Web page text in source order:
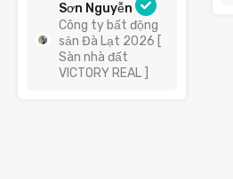
Sơn Nguyễn
Công ty bất động
sản Đà Lạt 2026 [
Sàn nhà đất
VICTORY REAL ]